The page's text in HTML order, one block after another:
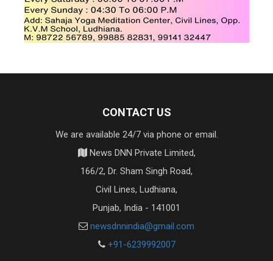
CONTACT US
We are available 24/7 via phone or email.
News DNN Private Limited,
166/2, Dr. Sham Singh Road,
Civil Lines, Ludhiana,
Punjab, India - 141001
newsdnnindia@gmail.com
+91-6239992007